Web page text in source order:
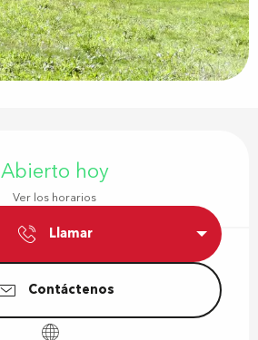
Abierto hoy
Ver los horarios
Llamar
Contáctenos